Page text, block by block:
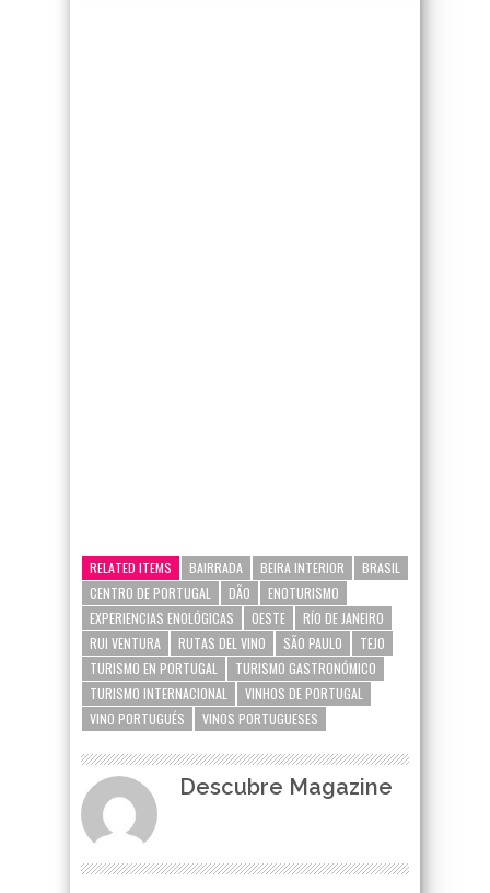
RELATED ITEMS BAIRRADA BEIRA INTERIOR
BRASIL
CENTRO DE PORTUGAL
DÃO
ENOTURISMO
EXPERIENCIAS ENOLÓGICAS
OESTE
RÍO DE JANEIRO
RUI VENTURA
RUTAS DEL VINO SÃO PAULO
TEJO
TURISMO EN PORTUGAL
TURISMO GASTRONÓMICO
TURISMO INTERNACIONAL
VINHOS DE PORTUGAL
VINO PORTUGUÉS
VINOS PORTUGUESES
Descubre Magazine